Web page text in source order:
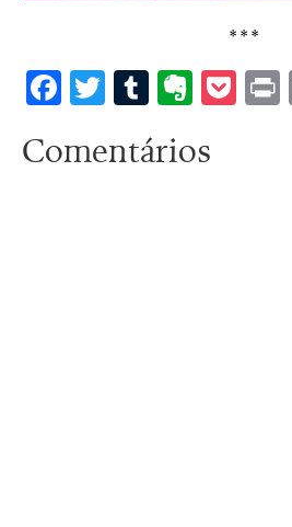
***
Facebook
Twitter
Tumblr
Comentários